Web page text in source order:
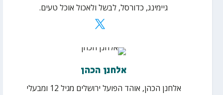
גיימינג, כדורסל, לבשל ולאכול אוכל טעים.
אלחנן הכהן
אלחנן הכהן, אוהד הפועל ירושלים מגיל 12 ומבעלי